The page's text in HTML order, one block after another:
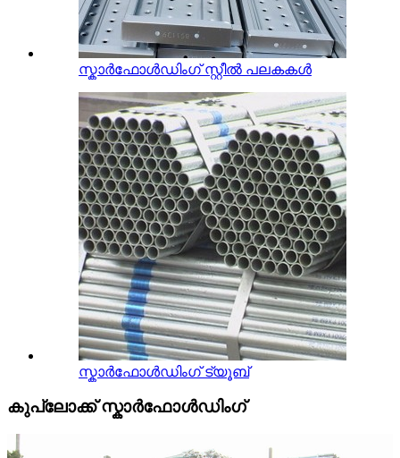
സ്കാർഫോൾഡിംഗ് സ്റ്റീൽ പലകകൾ
സ്കാർഫോൾഡിംഗ് ട്യൂബ്
കുപ്ലോക്ക് സ്കാർഫോൾഡിംഗ്